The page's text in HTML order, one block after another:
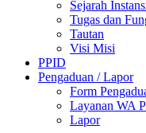
Sejarah
Tugas dan
Tautan
Visi Misi
PPID
Pengaduan / Lapor
Form
Layanan WA
Lapor